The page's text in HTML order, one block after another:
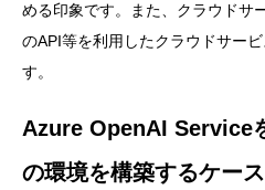
める印象です。また、クラウドサ
のAPI等を利用したクラウドサー
す。
Azure OpenAI Service
の環境を構築するケース